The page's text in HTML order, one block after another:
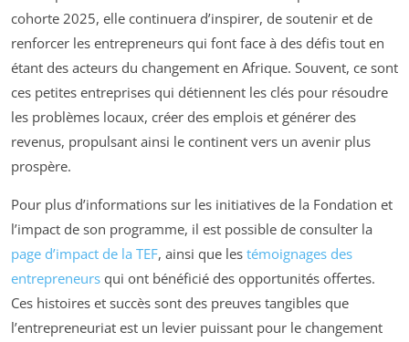
cohorte 2025, elle continuera d’inspirer, de soutenir et de
renforcer les entrepreneurs qui font face à des défis tout en
étant des acteurs du changement en Afrique. Souvent, ce sont
ces petites entreprises qui détiennent les clés pour résoudre
les problèmes locaux, créer des emplois et générer des
revenus, propulsant ainsi le continent vers un avenir plus
prospère.
Pour plus d’informations sur les initiatives de la Fondation et
l’impact de son programme, il est possible de consulter la
page d’impact de la TEF, ainsi que les témoignages des
entrepreneurs qui ont bénéficié des opportunités offertes.
Ces histoires et succès sont des preuves tangibles que
l’entrepreneuriat est un levier puissant pour le changement